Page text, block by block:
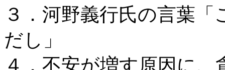
３．河野義行氏の言葉
だし」
４．不安が増す原因に